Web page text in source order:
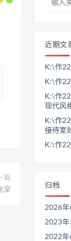
篇
室
近期文
K:\作
K:\作
K:\作
现代风
K:\作
接待室
K:\作
归档
2026年
2023年
2022年